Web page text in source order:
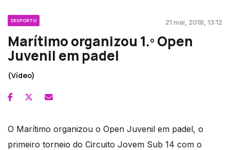
DESPORTO 21 mai, 2018, 13:12
Marítimo organizou 1.º Open
Juvenil em padel
(Vídeo)
O Marítimo organizou o Open Juvenil em padel, o
primeiro torneio do Circuito Jovem Sub 14 com o